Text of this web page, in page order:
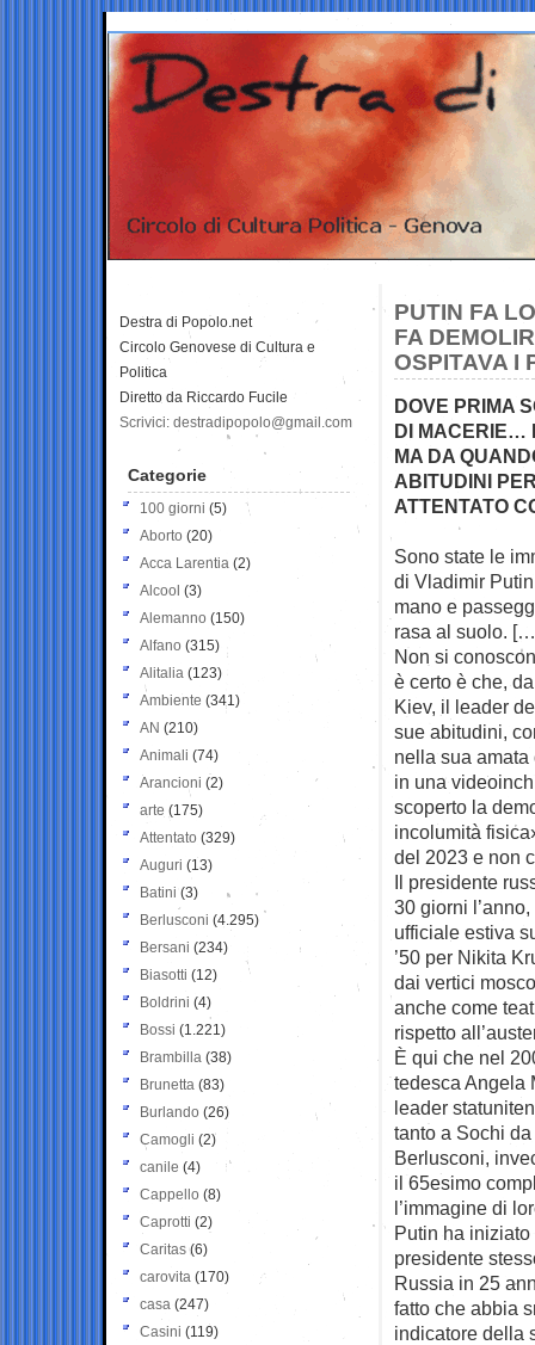
PUTIN FA
FA
OSPITAVA I
DOVE PRIMA
DI MACERIE…
MA DA
ABITUDINI
ATTENTATO
Sono state le
di Vladimir
mano e
rasa al suolo.
Non si
è certo è che,
Kiev, il leader
sue abitudini,
nella sua
in una
scoperto la
incolumità
del 2023 e non
Il presidente
30 giorni
ufficiale estiva
’50 per Nikita
dai vertici
anche come
rispetto
È qui che nel
tedesca Angela
leader
tanto a Sochi
Berlusconi,
il 65esimo
l’immagine di
Putin ha
presidente
Russia in 25
fatto che abbia
indicatore della
Destra di Popolo.net
Circolo Genovese di Cultura e
Politica
Diretto da Riccardo Fucile
Scrivici: destradipopolo@gmail.com
Categorie
100 giorni (5)
Aborto (20)
Acca Larentia (2)
Alcool (3)
Alemanno (150)
Alfano (315)
Alitalia (123)
Ambiente (341)
AN (210)
Animali (74)
Arancioni (2)
arte (175)
Attentato (329)
Auguri (13)
Batini (3)
Berlusconi (4.295)
Bersani (234)
Biasotti (12)
Boldrini (4)
Bossi (1.221)
Brambilla (38)
Brunetta (83)
Burlando (26)
Camogli (2)
canile (4)
Cappello (8)
Caprotti (2)
Caritas (6)
carovita (170)
casa (247)
Casini (119)